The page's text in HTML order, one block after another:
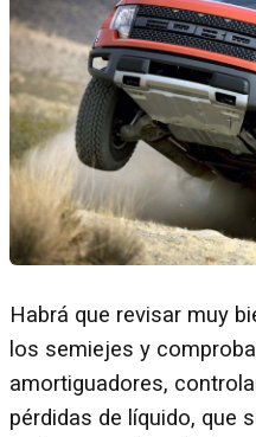
Habrá que revisar muy
los semiejes y
amortiguadores,
pérdidas de líquido, que